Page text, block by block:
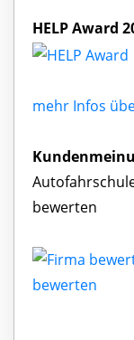
HELP Award
mehr Infos
bewerten
bewerten